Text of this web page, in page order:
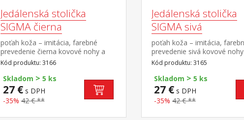
Jedálenská stolička
SIGMA čierna
poťah koža – imitácia, farebné
prevedenie čierna kovové nohy a
konštrukcia, výška sedu 47 cm
Kód produktu: 3166
Skladom > 5 ks
27 €s DPH
-35% 42 € **
Jedálenská stolička
SIGMA sivá
poťah koža – imitácia,
prevedenie sivá kovové
konštrukcia, výška sedu 47 cm
Kód produktu: 3165
Skladom > 5 ks
27 € s DPH
-35% 42 € **